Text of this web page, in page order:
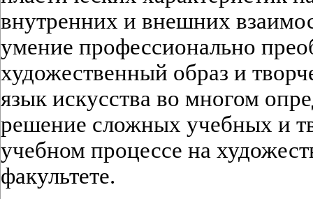
внутренних и внешних
умение профессионально
художественный образ и
язык искусства во многом
решение сложных учебных и
учебном процессе на
факультете.